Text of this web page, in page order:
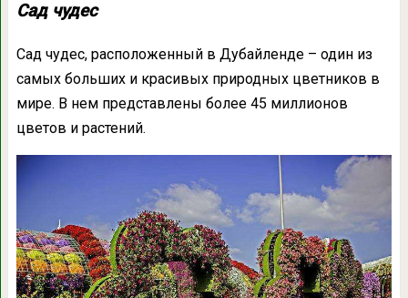
Сад чудес
Сад чудес, расположенный в Дубайленде – один из
самых больших и красивых природных цветников в
мире. В нем представлены более 45 миллионов
цветов и растений.